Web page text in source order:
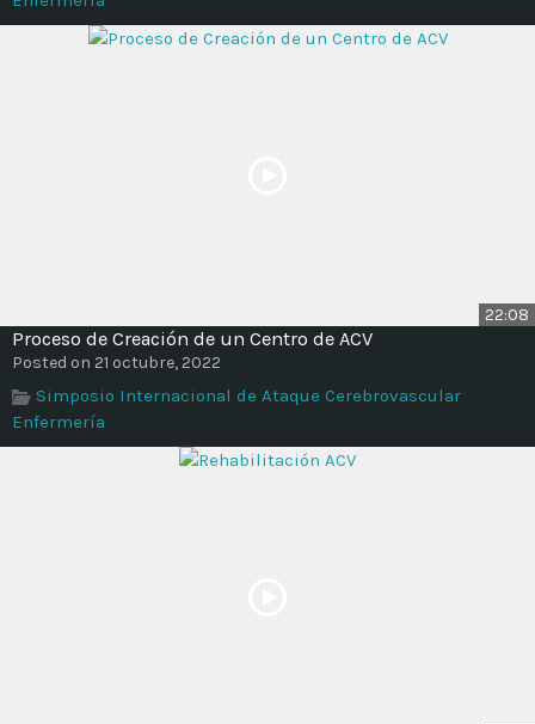
22:08
Proceso de Creación de un Centro de ACV
Posted on 21 octubre, 2022
Simposio Internacional de Ataque Cerebrovascular
Enfermería